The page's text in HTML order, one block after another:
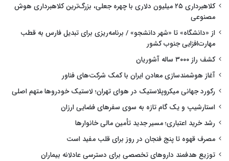
کلاهبرداری ۲۵ میلیون دلاری با چهره جعلی، بزرگ‌ترین کلاهبرداری هوش
مصنوعی
از «دانشگاه» تا «شهر دانشجو» / برنامه‌ریزی برای تبدیل فارس به قطب
مهارت‌افزایی جنوب کشور
کشف راز ۳۰۰۰ ساله آشوریان
آغاز هوشمندسازی معادن ایران با کمک شرکت‌های فناور
رکورد جهانی میکروپلاستیک در هوای تهران؛ لاستیک خودروها متهم اصلی
استارشیپ و یک گام تازه به سوی سفرهای فضایی ارزان
رشد خرید اعتباری؛ مسیر جدید تأمین مالی خانوارها
مصرف قهوه تا پنج فنجان در روز برای قلب مفید است
توزیع هدفمند داروهای تخصصی برای دسترسی عادلانه بیماران